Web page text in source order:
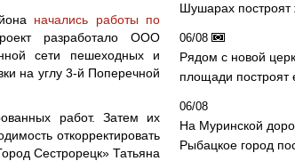
начались работы по
разработало ООО
сети пешеходных и
на углу 3-й Поперечной
работ. Затем их
откорректировать
Сестрорецк» Татьяна
Шушарах
06/08
Рядом с новой
площади построят
06/08
На Муринской
Рыбацкое город